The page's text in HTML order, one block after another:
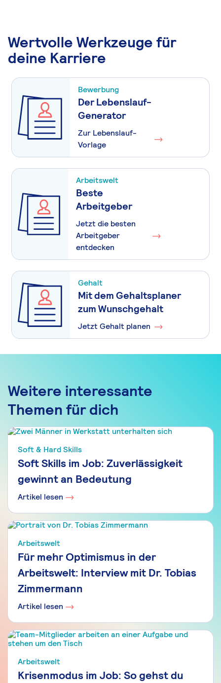
Wertvolle Werkzeuge für
deine Karriere
Bewerbung
Der Lebenslauf-
Generator
Zur Lebenslauf-
Vorlage
Arbeitswelt
Beste
Arbeitgeber
Jetzt die besten
Arbeitgeber
entdecken
Gehalt
Mit dem Gehaltsplaner
zum Wunschgehalt
Jetzt Gehalt planen
Weitere interessante
Themen für dich
Soft & Hard Skills
Soft Skills im Job: Zuverlässigkeit
gewinnt an Bedeutung
Artikel lesen
Arbeitswelt
Für mehr Optimismus in der
Arbeitswelt: Interview mit Dr. Tobias
Zimmermann
Artikel lesen
Arbeitswelt
Krisenmodus im Job: So gehst du